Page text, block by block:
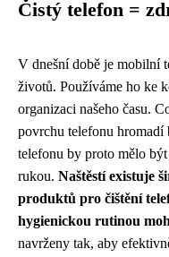
Čistý telefon =
V dnešní době je mobilní
životů. Používáme ho ke
organizaci našeho času.
povrchu telefonu hromadí
telefonu by proto mělo
rukou. Naštěstí existuje
produktů pro čištění
hygienickou rutinou
navrženy tak, aby